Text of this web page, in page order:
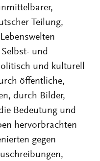
Teilung,
und
und kulturell
öffentliche,
durch Bilder,
Bedeutung und
hervorbrachten
gegen